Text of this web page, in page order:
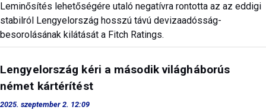
Leminősítés lehetőségére utaló negatívra rontotta az az eddigi
stabilról Lengyelország hosszú távú devizaadósság-
besorolásának kilátását a Fitch Ratings.
Lengyelország kéri a második világháborús
német kártérítést
2025. szeptember 2. 12:09